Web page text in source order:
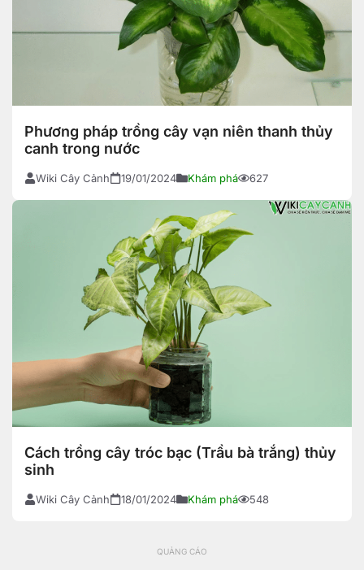
Phương pháp trồng cây vạn niên thanh thủy
canh trong nước
Wiki Cây Cảnh 19/01/2024 Khám phá 627
Cách trồng cây tróc bạc (Trầu bà trắng) thủy
sinh
Wiki Cây Cảnh 18/01/2024 Khám phá 548
QUẢNG CÁO